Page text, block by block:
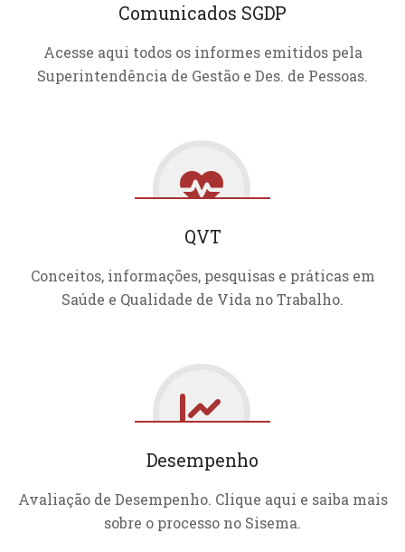
Comunicados SGDP
Acesse aqui todos os informes emitidos pela
Superintendência de Gestão e Des. de Pessoas.
QVT
Conceitos, informações, pesquisas e práticas em
Saúde e Qualidade de Vida no Trabalho.
Desempenho
Avaliação de Desempenho. Clique aqui e saiba mais
sobre o processo no Sisema.